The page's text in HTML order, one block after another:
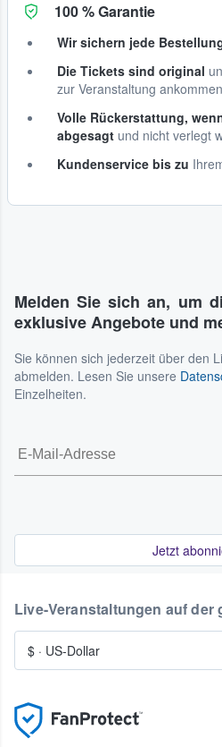
100 % Garantie
Wir sichern jede
Die Tickets sind original
zur Veranstaltung ankommen
Volle Rückerstattung,
abgesagt und nicht verlegt
Kundenservice bis zu
Melden Sie sich an, um
exklusive Angebote und
Sie können sich jederzeit über den
abmelden. Lesen Sie unsere
Einzelheiten.
Jetzt
Live-Veranstaltungen auf der
$ · US-Dollar